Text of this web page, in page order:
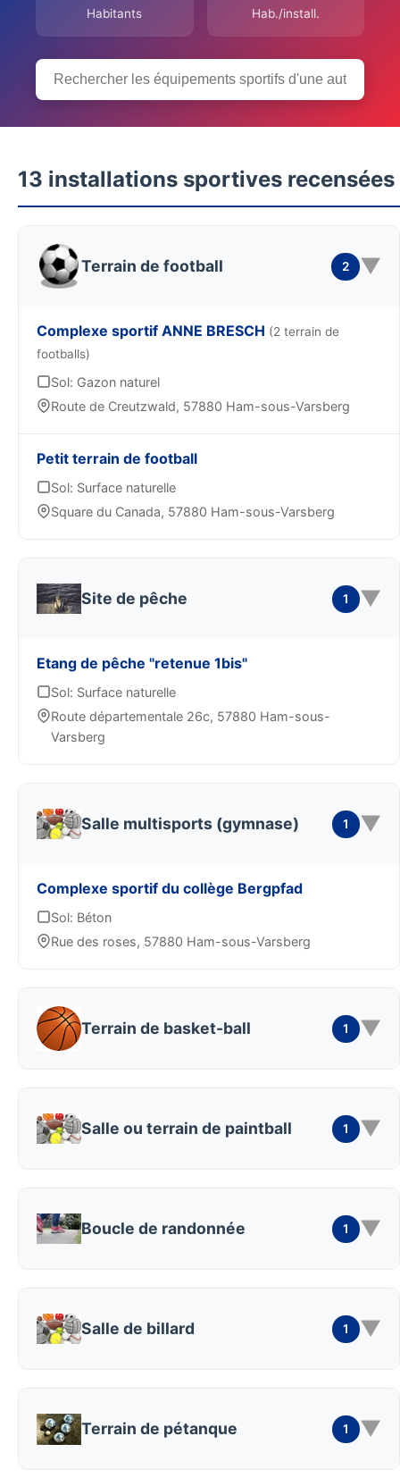
Habitants Hab./install.
13 installations sportives recensées
Terrain de football 2 ▼
Complexe sportif ANNE BRESCH (2 terrain de
footballs)
Sol: Gazon naturel
Route de Creutzwald, 57880 Ham-sous-Varsberg
Petit terrain de football
Sol: Surface naturelle
Square du Canada, 57880 Ham-sous-Varsberg
Site de pêche 1 ▼
Etang de pêche "retenue 1bis"
Sol: Surface naturelle
Route départementale 26c, 57880 Ham-sous-
Varsberg
Salle multisports (gymnase) 1 ▼
Complexe sportif du collège Bergpfad
Sol: Béton
Rue des roses, 57880 Ham-sous-Varsberg
Terrain de basket-ball 1 ▼
Salle ou terrain de paintball 1 ▼
Boucle de randonnée 1 ▼
Salle de billard 1 ▼
Terrain de pétanque 1 ▼